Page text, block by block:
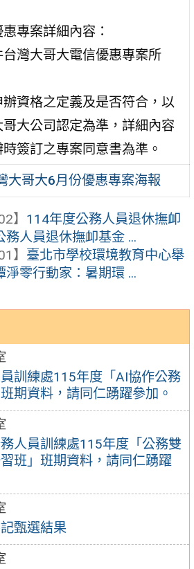
訓練處115年度「AI協作公務
期資料，請同仁踴躍參加。
人員訓練處115年度「公務雙
班」班期資料，請同仁踴躍
甄選結果
惠專案詳細內容：
台灣大哥大電信優惠專案所
辦資格之定義及是否符合，以
哥大公司認定為準，詳細內容
簽訂之專案同意書為準。
大哥大6月份優惠專案海報
】 114年度公務人員退休撫卹
人員退休撫卹基金 ...
】 臺北市學校環境教育中心舉
零行動家：暑期環 ...